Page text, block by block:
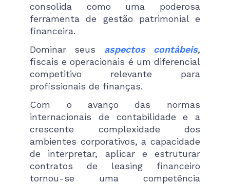
consolida como uma poderosa
ferramenta de gestão patrimonial e
financeira.
Dominar seus aspectos contábeis,
fiscais e operacionais é um diferencial
competitivo relevante para
profissionais de finanças.
Com o avanço das normas
internacionais de contabilidade e a
crescente complexidade dos
ambientes corporativos, a capacidade
de interpretar, aplicar e estruturar
contratos de leasing financeiro
tornou-se uma competência